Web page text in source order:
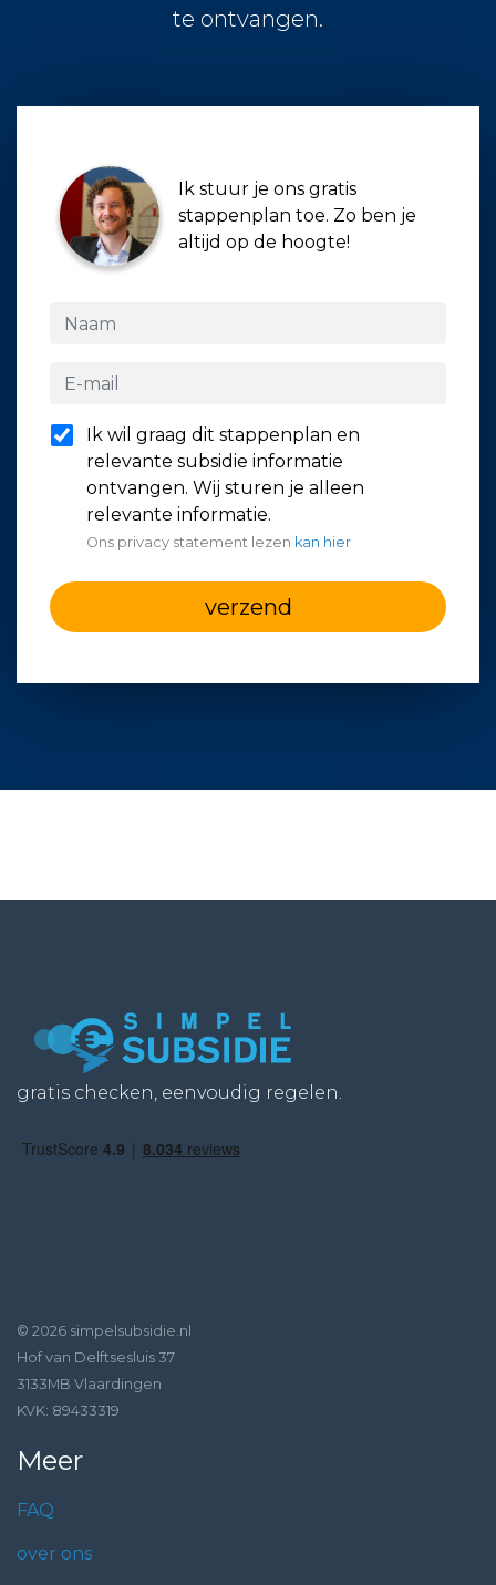
te ontvangen.
Ik stuur je ons gratis
stappenplan toe. Zo ben je
altijd op de hoogte!
Ik wil graag dit stappenplan en
relevante subsidie informatie
ontvangen. Wij sturen je alleen
relevante informatie.
Ons privacy statement lezen kan hier
verzend
gratis checken, eenvoudig regelen.
© 2026 simpelsubsidie.nl
Hof van Delftsesluis 37
3133MB Vlaardingen
KVK: 89433319
Meer
FAQ
over ons